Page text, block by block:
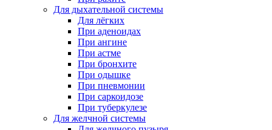
Для дыхательной системы
Для лёгких
При аденоидах
При ангине
При астме
При бронхите
При одышке
При пневмонии
При саркоидозе
При туберкулезе
Для желчной системы